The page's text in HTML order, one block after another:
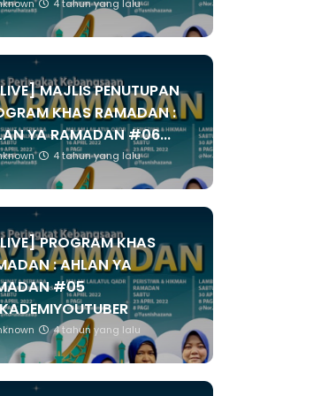
4 tahun yang lalu
MAJLIS PENUTUPAN
KHAS RAMADAN :
YA RAMADAN #06...
4 tahun yang lalu
PROGRAM KHAS
: AHLAN YA
#05
4 tahun yang lalu